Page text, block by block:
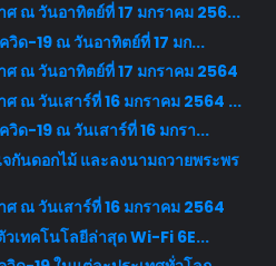
ณ วันอาทิตย์ที่ 17 มกราคม 256...
ด-19 ณ วันอาทิตย์ที่ 17 มก...
ณ วันอาทิตย์ที่ 17 มกราคม 2564
ณ วันเสาร์ที่ 16 มกราคม 2564 ...
ด-19 ณ วันเสาร์ที่ 16 มกรา...
กันดอกไม้ และลงนามถวายพระพร
ณ วันเสาร์ที่ 16 มกราคม 2564
เทคโนโลยีล่าสุด Wi-Fi 6E...